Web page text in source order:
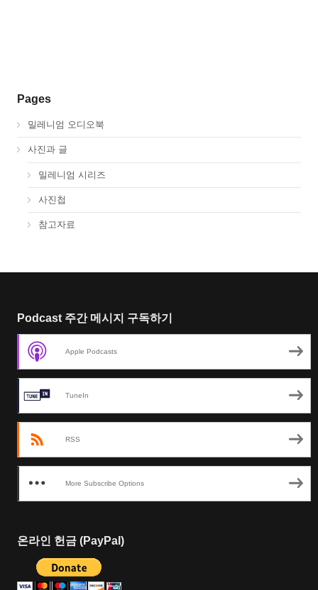
Pages
밀레니엄 오디오북
사진과 글
밀레니엄 시리즈
사진첩
참고자료
Podcast 주간 메시지 구독하기
Apple Podcasts
TuneIn
RSS
More Subscribe Options
온라인 헌금 (PayPal)